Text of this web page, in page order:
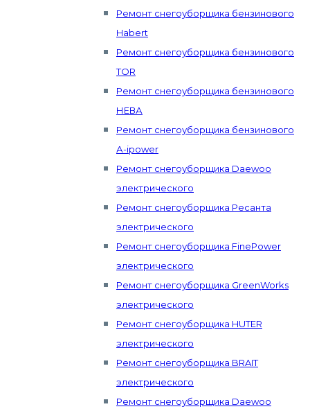
Ремонт снегоуборщика бензинового
Habert
Ремонт снегоуборщика бензинового
TOR
Ремонт снегоуборщика бензинового
НЕВА
Ремонт снегоуборщика бензинового
А-ipower
Ремонт снегоуборщика Daewoo
электрического
Ремонт снегоуборщика Ресанта
электрического
Ремонт снегоуборщика FinePower
электрического
Ремонт снегоуборщика GreenWorks
электрического
Ремонт снегоуборщика HUTER
электрического
Ремонт снегоуборщика BRAIT
электрического
Ремонт снегоуборщика Daewoo